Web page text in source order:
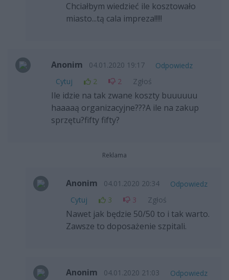
Chciałbym wiedzieć ile kosztowało
miasto...tą cala impreza!!!!!
Anonim 04.01.2020 19:17
Odpowiedz
Cytuj
2 2 Zgłoś
Ile idzie na tak zwane koszty buuuuuu
haaaaą organizacyjne???A ile na zakup
sprzętu?fifty fifty?
Reklama
Anonim 04.01.2020 20:34
Odpowiedz
Cytuj
3 3 Zgłoś
Nawet jak będzie 50/50 to i tak warto.
Zawsze to doposażenie szpitali.
Anonim 04.01.2020 21:03
Odpowiedz